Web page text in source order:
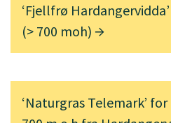
‘Fjellfrø
(> 700 moh)
‘Naturgras Telemark’